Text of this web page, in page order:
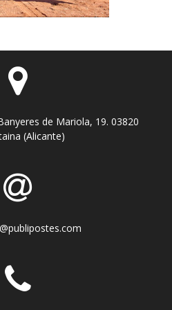
de Mariola, 19. 03820
(Alicante)